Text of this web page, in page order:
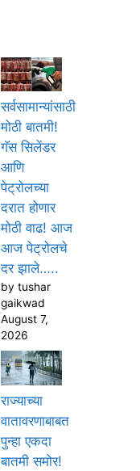
सर्वसामान्यांसाठी
मोठी बातमी!
गॅस सिलेंडर
आणि
पेट्रोलच्या
दरात होणार
मोठी वाढ! आज
आज पेट्रोलचे
दर झाले…..
by tushar
gaikwad
August 7,
2026
राज्याच्या
वातावरणाबाबत
पुन्हा एकदा
बातमी समोर!